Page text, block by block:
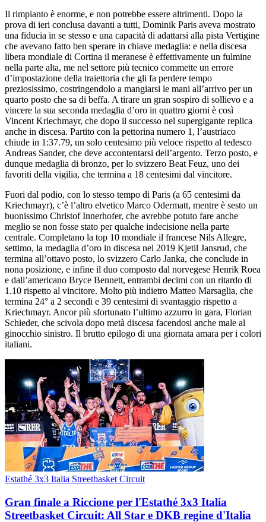
Il rimpianto è enorme, e non potrebbe essere altrimenti. Dopo la
prova di ieri conclusa davanti a tutti, Dominik Paris aveva mostrato
una fiducia in se stesso e una capacità di adattarsi alla pista Vertigine
che avevano fatto ben sperare in chiave medaglia: e nella discesa
libera mondiale di Cortina il meranese è effettivamente un fulmine
nella parte alta, me nel settore più tecnico commette un errore
d’impostazione della traiettoria che gli fa perdere tempo
preziosissimo, costringendolo a mangiarsi le mani all’arrivo per un
quarto posto che sa di beffa. A tirare un gran sospiro di sollievo e a
vincere la sua seconda medaglia d’oro in quattro giorni è così
Vincent Kriechmayr, che dopo il successo nel supergigante replica
anche in discesa. Partito con la pettorina numero 1, l’austriaco
chiude in 1:37.79, un solo centesimo più veloce rispetto al tedesco
Andreas Sander, che deve accontentarsi dell’argento. Terzo posto, e
dunque medaglia di bronzo, per lo svizzero Beat Feuz, uno dei
favoriti della vigilia, che termina a 18 centesimi dal vincitore.
Fuori dal podio, con lo stesso tempo di Paris (a 65 centesimi da
Kriechmayr), c’è l’altro elvetico Marco Odermatt, mentre è sesto un
buonissimo Christof Innerhofer, che avrebbe potuto fare anche
meglio se non fosse stato per qualche indecisione nella parte
centrale. Completano la top 10 mondiale il francese Nils Allegre,
settimo, la medaglia d’oro in discesa nel 2019 Kjetil Jansrud, che
termina all’ottavo posto, lo svizzero Carlo Janka, che conclude in
nona posizione, e infine il duo composto dal norvegese Henrik Roea
e dall’americano Bryce Bennett, entrambi decimi con un ritardo di
1.10 rispetto al vincitore. Molto più indietro Matteo Marsaglia, che
termina 24° a 2 secondi e 39 centesimi di svantaggio rispetto a
Kriechmayr. Ancor più sfortunato l’ultimo azzurro in gara, Florian
Schieder, che scivola dopo metà discesa facendosi anche male al
ginocchio sinistro. Il brutto epilogo di una giornata amara per i colori
italiani.
Estathé 3x3 Italia Streetbasket Circuit
Gran finale a Riccione per l'Estathé 3x3 Italia
Streetbasket Circuit: All Star e DKB regine d'Italia